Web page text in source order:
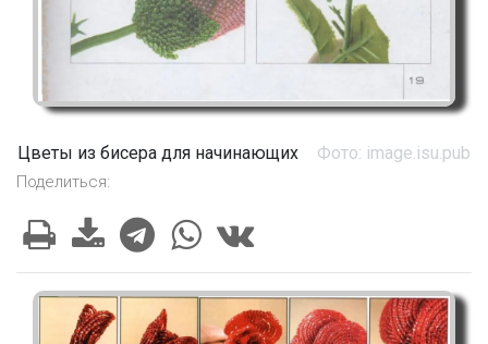
Цветы из бисера для начинающих Фото: image.isu.pub
Поделиться: